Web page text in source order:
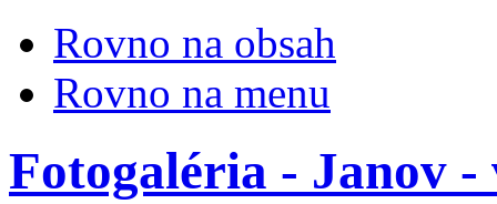
Rovno na obsah
Rovno na menu
Fotogaléria - Janov